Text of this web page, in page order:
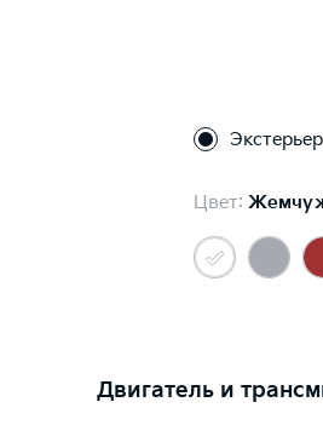
Экстерьер
Цвет:
Двигатель и